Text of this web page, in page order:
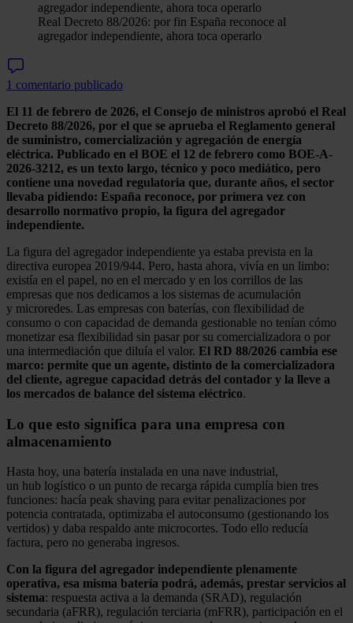
Real Decreto 88/2026: por fin España reconoce al
agregador independiente, ahora toca operarlo
1 comentario publicado
El 11 de febrero de 2026, el Consejo de ministros aprobó el Real
Decreto 88/2026, por el que se aprueba el Reglamento general
de suministro, comercialización y agregación de energía
eléctrica. Publicado en el BOE el 12 de febrero como BOE-A-
2026-3212, es un texto largo, técnico y poco mediático, pero
contiene una novedad regulatoria que, durante años, el sector
llevaba pidiendo: España reconoce, por primera vez con
desarrollo normativo propio, la figura del agregador
independiente.
La figura del agregador independiente ya estaba prevista en la
directiva europea 2019/944. Pero, hasta ahora, vivía en un limbo:
existía en el papel, no en el mercado y en los corrillos de las
empresas que nos dedicamos a los sistemas de acumulación
y microredes. Las empresas con baterías, con flexibilidad de
consumo o con capacidad de demanda gestionable no tenían cómo
monetizar esa flexibilidad sin pasar por su comercializadora o por
una intermediación que diluía el valor. El RD 88/2026 cambia ese
marco: permite que un agente, distinto de la comercializadora
del cliente, agregue capacidad detrás del contador y la lleve a
los mercados de balance del sistema eléctrico.
Lo que esto significa para una empresa con
almacenamiento
Hasta hoy, una batería instalada en una nave industrial,
un hub logístico o un punto de recarga rápida cumplía bien tres
funciones: hacía peak shaving para evitar penalizaciones por
potencia contratada, optimizaba el autoconsumo (gestionando los
vertidos) y daba respaldo ante microcortes. Todo ello reducía
factura, pero no generaba ingresos.
Con la figura del agregador independiente plenamente
operativa, esa misma batería podrá, además, prestar servicios al
sistema: respuesta activa a la demanda (SRAD), regulación
secundaria (aFRR), regulación terciaria (mFRR), participación en el